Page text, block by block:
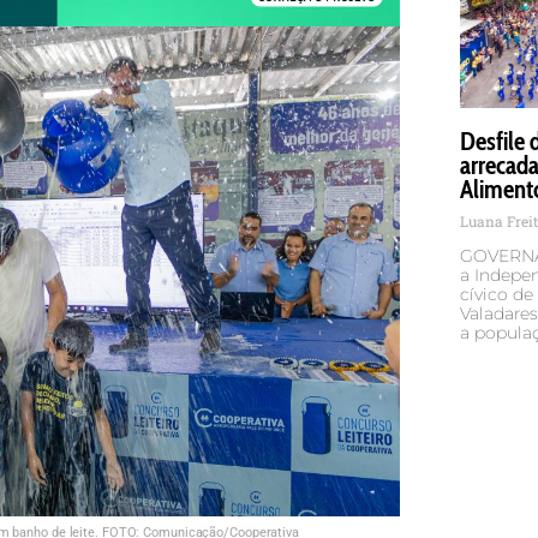
banho de leite. FOTO: Comunicação/Cooperativa
Desfile
Luana
a
cívico de
a